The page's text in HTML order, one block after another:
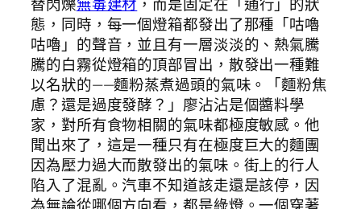
態，同時，每一個燈箱都發出了那種「咕嚕
咕嚕」的聲音，並且有一層淡淡的、熱氣騰
騰的白霧從燈箱的頂部冒出，散發出一種難
以名狀的——麵粉蒸煮過頭的氣味。「麵粉焦
慮？還是過度發酵？」廖沾沾是個醬料學
家，對所有食物相關的氣味都極度敏感。他
聞出來了，這是一種只有在極度巨大的麵團
因為壓力過大而散發出的氣味。街上的行人
陷入了混亂。汽車不知道該走還是該停，因